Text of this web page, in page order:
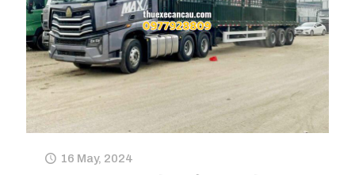
16 May, 2024